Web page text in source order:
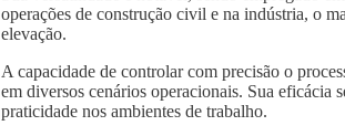
operações de construção civil e na indústria, o
elevação.
A capacidade de controlar com precisão o
em diversos cenários operacionais. Sua eficácia
praticidade nos ambientes de trabalho.